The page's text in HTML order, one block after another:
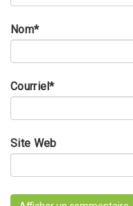
Nom*
Courriel*
Site Web